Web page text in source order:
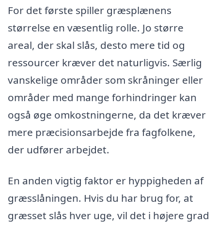
For det første spiller græsplænens
størrelse en væsentlig rolle. Jo større
areal, der skal slås, desto mere tid og
ressourcer kræver det naturligvis. Særlig
vanskelige områder som skråninger eller
områder med mange forhindringer kan
også øge omkostningerne, da det kræver
mere præcisionsarbejde fra fagfolkene,
der udfører arbejdet.
En anden vigtig faktor er hyppigheden af
græsslåningen. Hvis du har brug for, at
græsset slås hver uge, vil det i højere grad